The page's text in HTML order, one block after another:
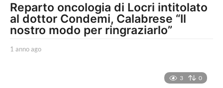
Reparto oncologia di Locri intitolato
al dottor Condemi, Calabrese “Il
nostro modo per ringraziarlo”
1 anno ago
3 0